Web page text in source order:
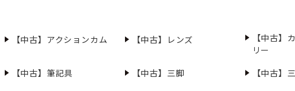
【中古】アクションカム 【中古】レンズ
【中古】
リー
【中古】筆記具 【中古】三脚 【中古】